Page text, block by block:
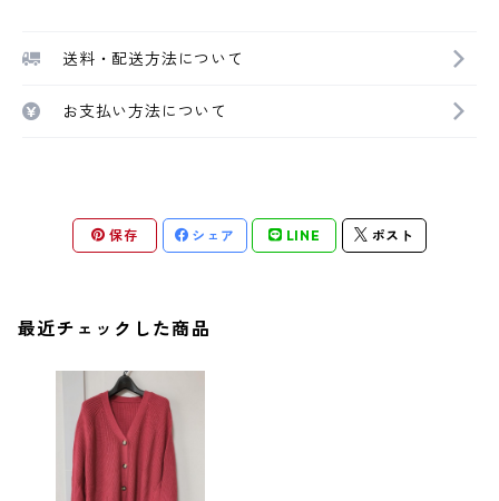
送料・配送方法について
お支払い方法について
保存 シェア LINE ポスト
最近チェックした商品